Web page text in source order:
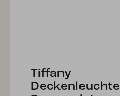
Tiffany
Deckenleuchte